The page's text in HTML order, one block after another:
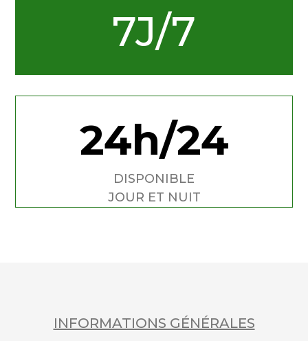
7J/7
24h/24
DISPONIBLE
JOUR ET NUIT
INFORMATIONS GÉNÉRALES